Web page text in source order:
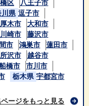
区
八王子市
川県 逗子市
厚木市
大和市
川崎市
藤沢市
市 鴻巣市
蓮田市
所沢市
越谷市
橋市
市川市
栃木県 宇都宮市
ージをもっと見る